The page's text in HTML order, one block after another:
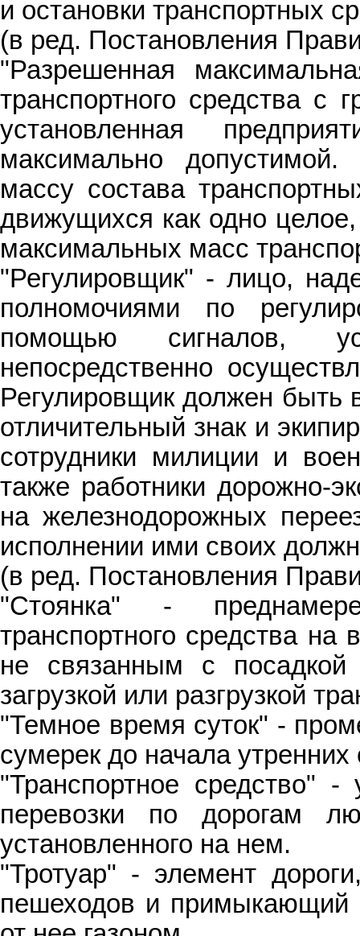
и остановки транспортных
(в ред. Постановления
"Разрешенная
транспортного средства с
установленная
максимально
массу состава
движущихся как одно
максимальных масс
"Регулировщик" - лицо,
полномочиями по
помощью сигналов,
непосредственно
Регулировщик должен
отличительный знак и
сотрудники милиции и
также работники дорожно-
на железнодорожных
исполнении ими своих
(в ред. Постановления
"Стоянка" -
транспортного средства
не связанным с
загрузкой или разгрузкой
"Темное время суток" -
сумерек до начала утренних
"Транспортное средство" -
перевозки по дорогам
установленного на нем.
"Тротуар" - элемент
пешеходов и примыкающий